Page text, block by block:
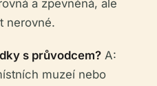
a zpevněná, ale
nerovné.
s průvodcem? A:
muzeí nebo